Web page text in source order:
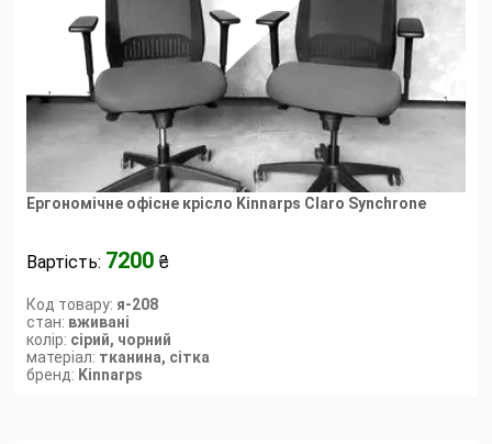
Ергономічне офісне крісло Kinnarps Clarо Synchrone
Вартість: 7200 ₴
Код товару: я-208
стан: вживані
колір: сірий, чорний
матеріал: тканина, сітка
бренд: Kinnarps